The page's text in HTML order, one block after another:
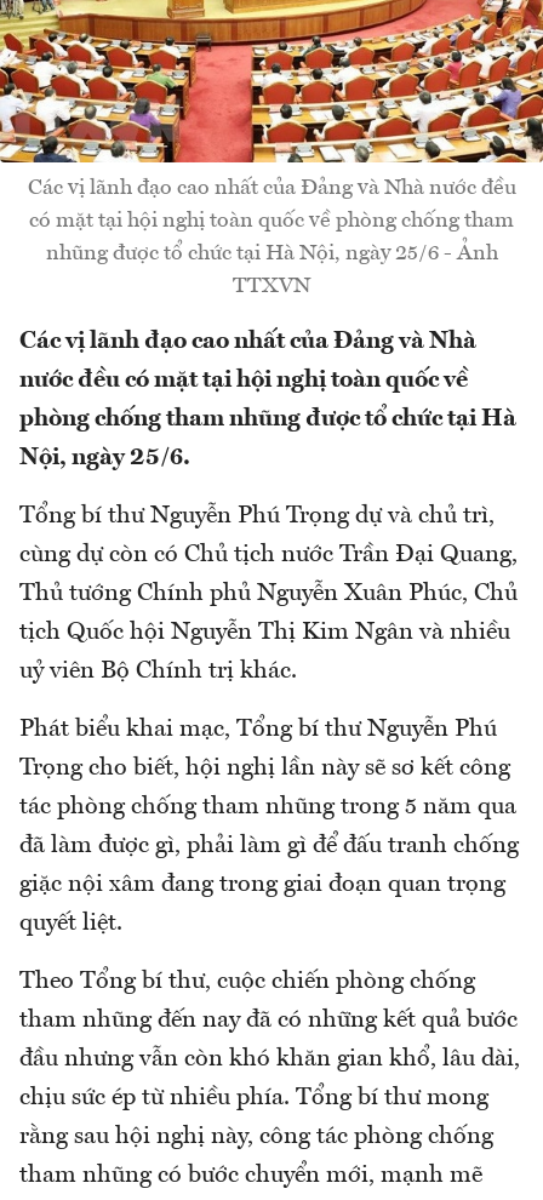
Các vị lãnh đạo cao nhất của Đảng và Nhà nước đều
có mặt tại hội nghị toàn quốc về phòng chống tham
nhũng được tổ chức tại Hà Nội, ngày 25/6 - Ảnh
TTXVN
Các vị lãnh đạo cao nhất của Đảng và Nhà
nước đều có mặt tại hội nghị toàn quốc về
phòng chống tham nhũng được tổ chức tại Hà
Nội, ngày 25/6.
Tổng bí thư Nguyễn Phú Trọng dự và chủ trì,
cùng dự còn có Chủ tịch nước Trần Đại Quang,
Thủ tướng Chính phủ Nguyễn Xuân Phúc, Chủ
tịch Quốc hội Nguyễn Thị Kim Ngân và nhiều
uỷ viên Bộ Chính trị khác.
Phát biểu khai mạc, Tổng bí thư Nguyễn Phú
Trọng cho biết, hội nghị lần này sẽ sơ kết công
tác phòng chống tham nhũng trong 5 năm qua
đã làm được gì, phải làm gì để đấu tranh chống
giặc nội xâm đang trong giai đoạn quan trọng
quyết liệt.
Theo Tổng bí thư, cuộc chiến phòng chống
tham nhũng đến nay đã có những kết quả bước
đầu nhưng vẫn còn khó khăn gian khổ, lâu dài,
chịu sức ép từ nhiều phía. Tổng bí thư mong
rằng sau hội nghị này, công tác phòng chống
tham nhũng có bước chuyển mới, mạnh mẽ